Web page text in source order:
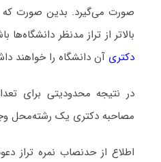
صورت می‌گیرد. بدین صورت که
بالاتر از تراز مدنظر
دکتری آن دانشگاه را خواهند
در نتیجه محدودیتی برای
مصاحبه دکتری یک رشته‌محل
اطلاع از حدنصاب نمره تراز